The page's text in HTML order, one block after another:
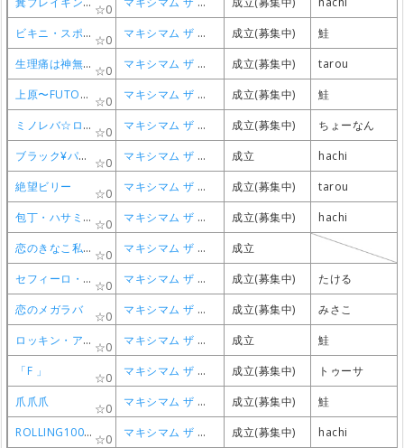
0
ビキニ・スポーツ・ポンチン
0 マキシマム ザ ホルモン 成立(募集中)
鮭
生理痛は神無月を凍らす気温。
0 マキシマム ザ ホルモン 成立(募集中)
tarou
上原〜FUTOSHI〜
0 マキシマム ザ ホルモン 成立(募集中)
鮭
ミノレバ☆ロック
0 マキシマム ザ ホルモン 成立(募集中)
ちょーなん
ブラック¥パワーGメンスパイ
0 マキシマム ザ ホルモン 成立
hachi
絶望ビリー
0 マキシマム ザ ホルモン 成立(募集中)
tarou
包丁・ハサミ・カッター・ナイフ・ドス・キリ
0 マキシマム ザ ホルモン 成立(募集中)
hachi
恋のきなこ私にください
0 マキシマム ザ ホルモン
成立
セフィーロ・レディオ・カムバック〜青春最下位〜
0 マキシマム ザ ホルモン 成立(募集中)
たける
恋のメガラバ
0 マキシマム ザ ホルモン 成立(募集中)
みさこ
ロッキン・アグリーモーション
0 マキシマム ザ ホルモン 成立
鮭
「F 」
0 マキシマム ザ ホルモン 成立(募集中)
トゥーサ
爪爪爪
0 マキシマム ザ ホルモン 成立(募集中)
鮭
ROLLING1000tOON
0 マキシマム ザ ホルモン 成立(募集中) hachi
0
ビキニ・スポーツ・ポンチン
0 マキシマム ザ ホルモン 成立(募集中)
鮭
生理痛は神無月を凍らす気温。
0 マキシマム ザ ホルモン 成立(募集中)
tarou
上原〜FUTOSHI〜
0 マキシマム ザ ホルモン 成立(募集中)
鮭
ミノレバ☆ロック
0 マキシマム ザ ホルモン 成立(募集中)
ちょーなん
ブラック¥パワーGメンスパイ
0 マキシマム ザ ホルモン 成立
hachi
絶望ビリー
0 マキシマム ザ ホルモン 成立(募集中)
tarou
包丁・ハサミ・カッター・ナイフ・ドス・キリ
0 マキシマム ザ ホルモン 成立(募集中)
hachi
恋のきなこ私にください
0 マキシマム ザ ホルモン
成立
セフィーロ・レディオ・カムバック〜青春最下位〜
0 マキシマム ザ ホルモン 成立(募集中)
たける
恋のメガラバ
0 マキシマム ザ ホルモン 成立(募集中)
みさこ
ロッキン・アグリーモーション
0 マキシマム ザ ホルモン 成立
鮭
「F 」
0 マキシマム ザ ホルモン 成立(募集中)
トゥーサ
爪爪爪
0 マキシマム ザ ホルモン 成立(募集中)
鮭
ROLLING1000tOON
0 マキシマム ザ ホルモン 成立(募集中) hachi
0
ビキニ・スポーツ・ポンチン
0 マキシマム ザ ホルモン 成立(募集中)
鮭
生理痛は神無月を凍らす気温。
0 マキシマム ザ ホルモン 成立(募集中)
tarou
上原〜FUTOSHI〜
0 マキシマム ザ ホルモン 成立(募集中)
鮭
ミノレバ☆ロック
0 マキシマム ザ ホルモン 成立(募集中)
ちょーなん
ブラック¥パワーGメンスパイ
0 マキシマム ザ ホルモン 成立
hachi
絶望ビリー
0 マキシマム ザ ホルモン 成立(募集中)
tarou
包丁・ハサミ・カッター・ナイフ・ドス・キリ
0 マキシマム ザ ホルモン 成立(募集中)
hachi
恋のきなこ私にください
0 マキシマム ザ ホルモン
成立
セフィーロ・レディオ・カムバック〜青春最下位〜
0 マキシマム ザ ホルモン 成立(募集中)
たける
恋のメガラバ
0 マキシマム ザ ホルモン 成立(募集中)
みさこ
ロッキン・アグリーモーション
0 マキシマム ザ ホルモン 成立
鮭
「F 」
0 マキシマム ザ ホルモン 成立(募集中)
トゥーサ
爪爪爪
0 マキシマム ザ ホルモン 成立(募集中)
鮭
ROLLING1000tOON
0 マキシマム ザ ホルモン 成立(募集中) hachi
0
ビキニ・スポーツ・ポンチン
0 マキシマム ザ ホルモン 成立(募集中)
鮭
生理痛は神無月を凍らす気温。
0 マキシマム ザ ホルモン 成立(募集中)
tarou
上原〜FUTOSHI〜
0 マキシマム ザ ホルモン 成立(募集中)
鮭
ミノレバ☆ロック
0 マキシマム ザ ホルモン 成立(募集中)
ちょーなん
ブラック¥パワーGメンスパイ
0 マキシマム ザ ホルモン 成立
hachi
絶望ビリー
0 マキシマム ザ ホルモン 成立(募集中)
tarou
包丁・ハサミ・カッター・ナイフ・ドス・キリ
0 マキシマム ザ ホルモン 成立(募集中)
hachi
恋のきなこ私にください
0 マキシマム ザ ホルモン
成立
セフィーロ・レディオ・カムバック〜青春最下位〜
0 マキシマム ザ ホルモン 成立(募集中)
たける
恋のメガラバ
0 マキシマム ザ ホルモン 成立(募集中)
みさこ
ロッキン・アグリーモーション
0 マキシマム ザ ホルモン 成立
鮭
「F 」
0 マキシマム ザ ホルモン 成立(募集中)
トゥーサ
爪爪爪
0 マキシマム ザ ホルモン 成立(募集中)
鮭
ROLLING1000tOON
0 マキシマム ザ ホルモン 成立(募集中) hachi